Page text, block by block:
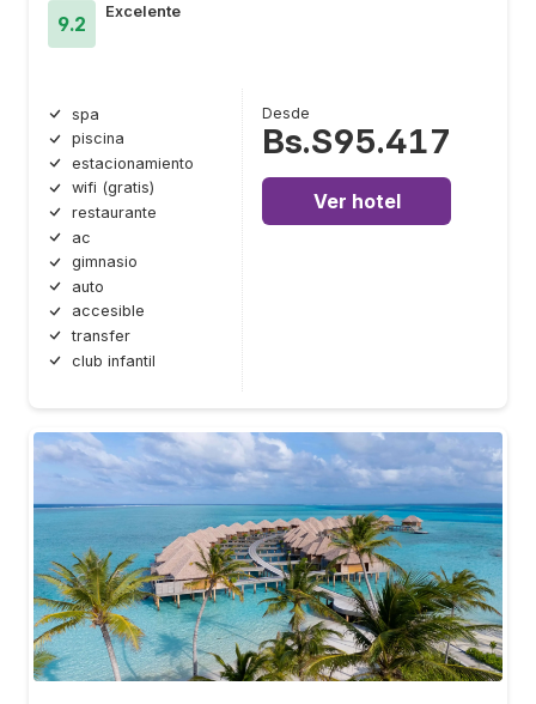
9.2
Excelente
spa
piscina
estacionamiento
wifi (gratis)
restaurante
ac
gimnasio
auto
accesible
transfer
club infantil
Desde
Bs.S95.417
Ver hotel